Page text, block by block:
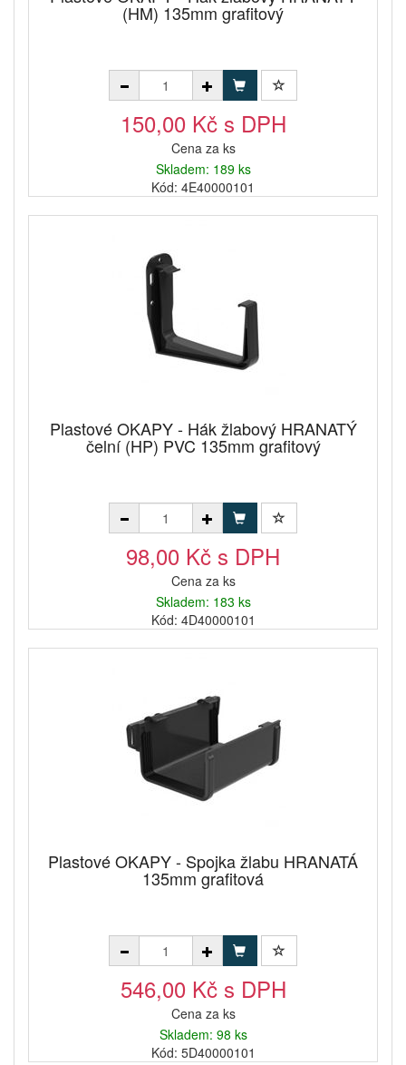
(HM) 135mm grafitový
150,00 Kč s DPH
Cena za ks
Skladem: 189 ks
Kód: 4E40000101
Plastové OKAPY - Hák žlabový HRANATÝ
čelní (HP) PVC 135mm grafitový
98,00 Kč s DPH
Cena za ks
Skladem: 183 ks
Kód: 4D40000101
Plastové OKAPY - Spojka žlabu HRANATÁ
135mm grafitová
546,00 Kč s DPH
Cena za ks
Skladem: 98 ks
Kód: 5D40000101